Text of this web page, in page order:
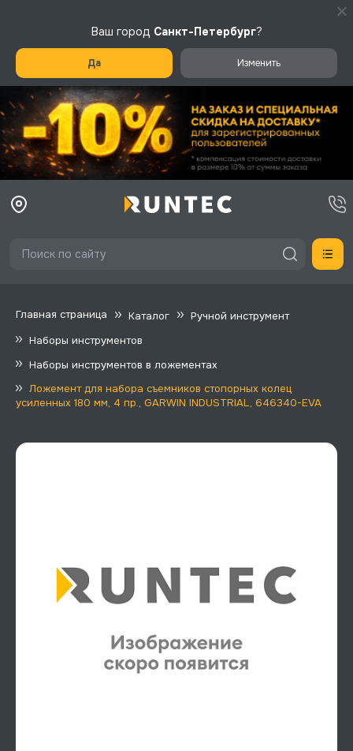
Ваш город Санкт-Петербург?
Да Изменить
Главная страница Каталог
Ручной инструмент
Наборы инструментов
Наборы инструментов в ложементах
Ложемент для набора съемников стопорных колец
усиленных 180 мм, 4 пр., GARWIN INDUSTRIAL, 646340-EVA